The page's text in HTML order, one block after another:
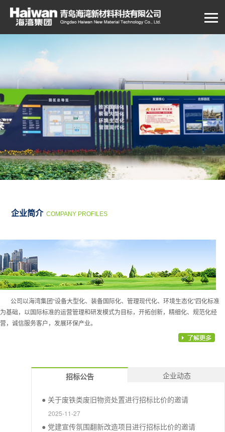
企业简介 COMPANY PROFILES
公司以海湾集团“设备大型化、装备国际化、管理现代化、环境生态化”四化标准
为基础，以国际标准的运营管理和研发模式为目标，开拓创新，精细化、规范化经
营，诚信服务客户，发展环保产业。
招标公告 企业动态
● 关于废铁类废旧物资处置进行招标比价的邀请
2025-11-27
● 党建宣传氛围翻新改造项目进行招标比价的邀请